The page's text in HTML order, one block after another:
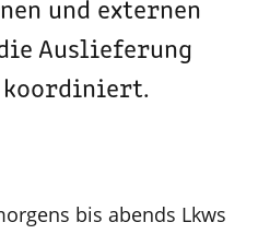
und externen
Auslieferung
koordiniert.
bis abends Lkws